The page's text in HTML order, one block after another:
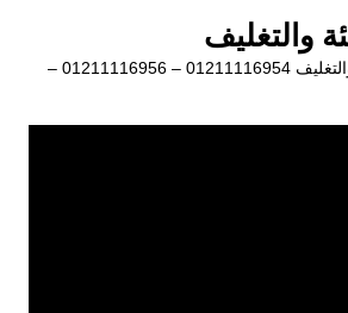
والتغليف
شركة ماكينات التعبئة والتغليف 01211116954 – 01211116956 –